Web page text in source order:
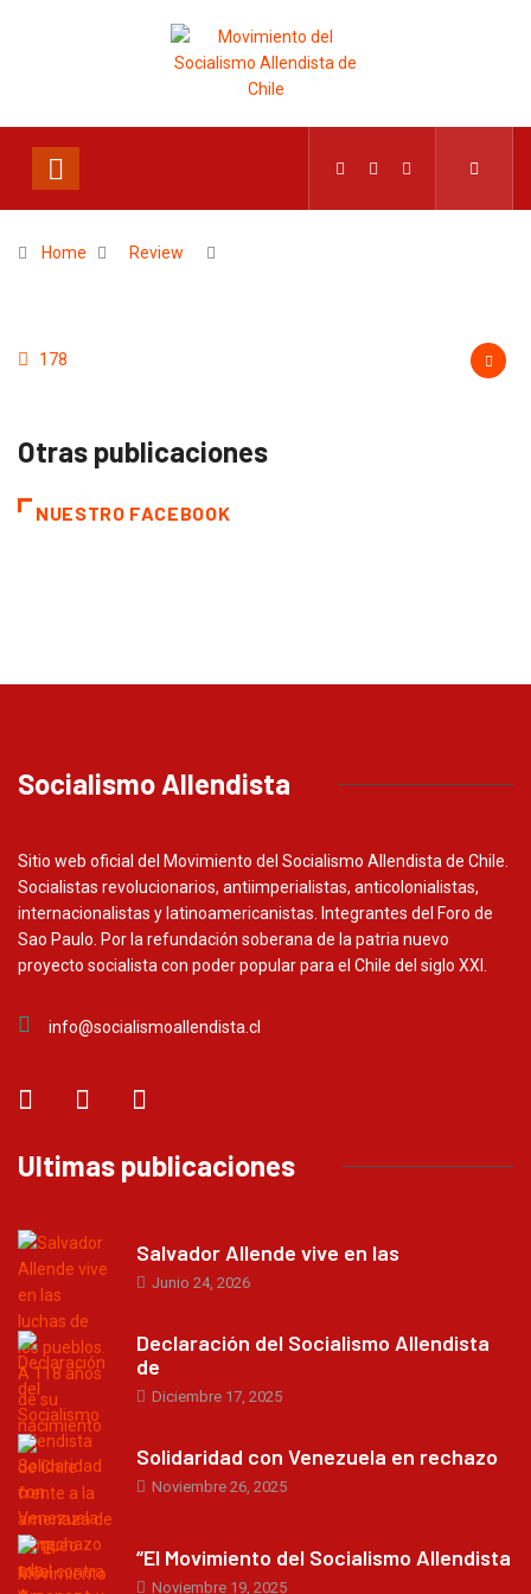
Home Review
178
Otras publicaciones
NUESTRO FACEBOOK
Socialismo Allendista
Sitio web oficial del Movimiento del Socialismo Allendista de Chile.
Socialistas revolucionarios, antiimperialistas, anticolonialistas,
internacionalistas y latinoamericanistas. Integrantes del Foro de
Sao Paulo. Por la refundación soberana de la patria nuevo
proyecto socialista con poder popular para el Chile del siglo XXI.
info@socialismoallendista.cl
Ultimas publicaciones
Salvador Allende vive en las
Junio 24, 2026
Declaración del Socialismo Allendista
de
Diciembre 17, 2025
Solidaridad con Venezuela en rechazo
Noviembre 26, 2025
“El Movimiento del Socialismo Allendista
Noviembre 19, 2025